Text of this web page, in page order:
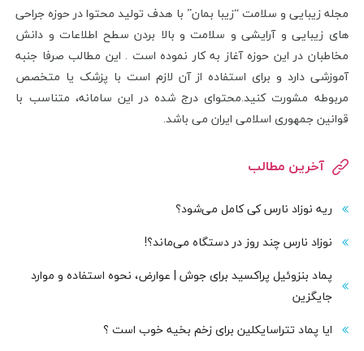
مجله زیبایی و سلامت “زیبا بمان” با هدف تولید محتوا در حوزه جراحی
های زیبایی و آرایشی و سلامت و بالا بردن سطح اطلاعات و دانش
مخاطبان در این حوزه آغاز به کار نموده است . این مطالب صرفا جنبه
آموزشی دارد و برای استفاده از آن لازم است با پزشک یا متخصص
مربوطه مشورت کنید.محتوای درج شده در این سامانه، متناسب با
قوانین جمهوری اسلامی ایران می باشد.
آخرین مطالب
ریه نوزاد نارس کی کامل می‌شود؟
نوزاد نارس چند روز در دستگاه می‌ماند؟!
پماد بنزوئیل پراکسید برای جوش | عوارض، نحوه استفاده و موارد
جایگزین
ایا پماد تتراسایکلین برای زخم بخیه خوب است ؟